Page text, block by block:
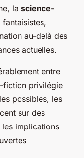
la science-
au-delà des
actuelles.
entre
fiction privilégie
possibles, les
sur des
implications